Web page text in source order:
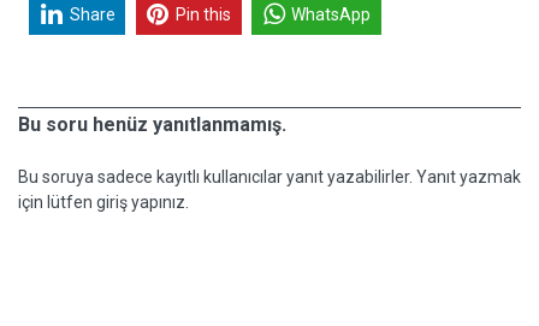
Share Pin this WhatsApp
Bu soru henüz yanıtlanmamış.
Bu soruya sadece kayıtlı kullanıcılar yanıt yazabilirler. Yanıt yazmak
için lütfen giriş yapınız.